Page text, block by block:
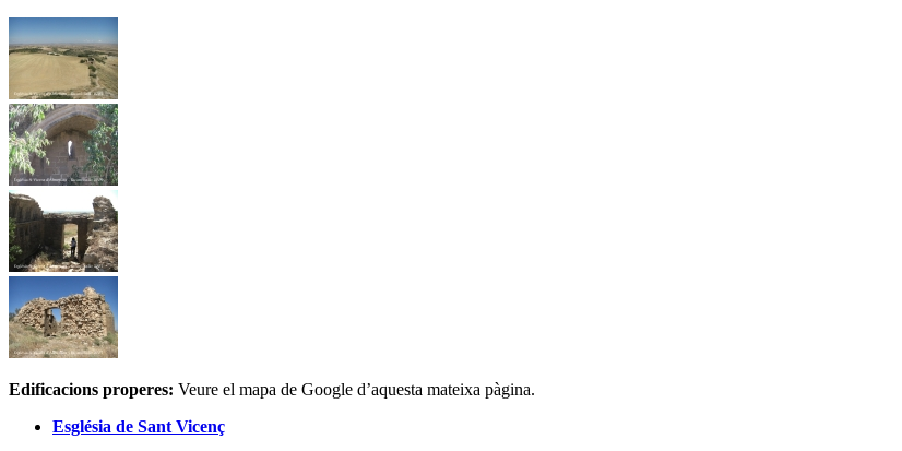
Edificacions properes: Veure el mapa de Google d’aquesta mateixa pàgina.
Església de Sant Vicenç